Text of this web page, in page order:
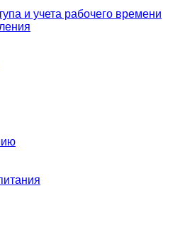
и учета рабочего времени